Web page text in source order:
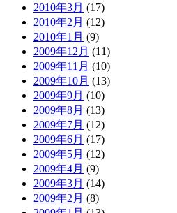
2010年3月 (17)
2010年2月 (12)
2010年1月 (9)
2009年12月 (11)
2009年11月 (10)
2009年10月 (13)
2009年9月 (10)
2009年8月 (13)
2009年7月 (12)
2009年6月 (17)
2009年5月 (12)
2009年4月 (9)
2009年3月 (14)
2009年2月 (8)